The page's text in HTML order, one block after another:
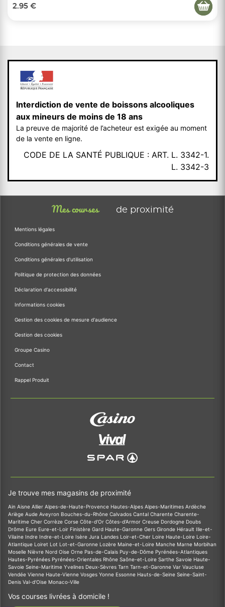
2.95 €
Interdiction de vente de boissons alcooliques
aux mineurs de moins de 18 ans
La preuve de majorité de l’acheteur est exigée au moment
de la vente en ligne.
CODE DE LA SANTÉ PUBLIQUE : ART. L. 3342-1.
L. 3342-3
Mes courses de proximité
Mentions légales
Conditions générales de vente
Conditions générales d'utilisation
Politique de protection des données
Déclaration d'accessibilité
Informations cookies
Gestion des cookies de mesure d'audience
Gestion des cookies
Groupe Casino
Contact
Rappel Produit
Je trouve mes magasins de proximité
Ain Aisne Allier Alpes-de-Haute-Provence Hautes-Alpes Alpes-Maritimes Ardèche
Ariège Aude Aveyron Bouches-du-Rhône Calvados Cantal Charente Charente-
Maritime Cher Corrèze Corse Côte-d'Or Côtes-d'Armor Creuse Dordogne Doubs
Drôme Eure Eure-et-Loir Finistère Gard Haute-Garonne Gers Gironde Hérault Ille-et-
Vilaine Indre Indre-et-Loire Isère Jura Landes Loir-et-Cher Loire Haute-Loire Loire-
Atlantique Loiret Lot Lot-et-Garonne Lozère Maine-et-Loire Manche Marne Morbihan
Moselle Nièvre Nord Oise Orne Pas-de-Calais Puy-de-Dôme Pyrénées-Atlantiques
Hautes-Pyrénées Pyrénées-Orientales Rhône Saône-et-Loire Sarthe Savoie Haute-
Savoie Seine-Maritime Yvelines Deux-Sèvres Tarn Tarn-et-Garonne Var Vaucluse
Vendée Vienne Haute-Vienne Vosges Yonne Essonne Hauts-de-Seine Seine-Saint-
Denis Val-d'Oise Monaco-Ville
Vos courses livrées à domicile !